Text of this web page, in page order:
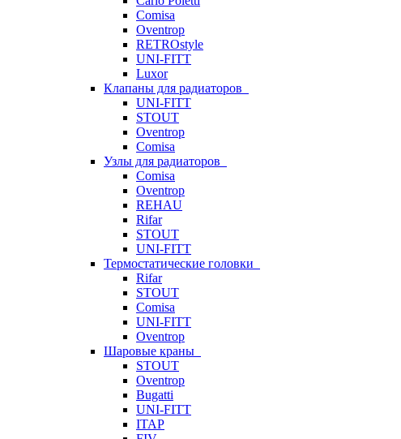
Comisa
Oventrop
RETROstyle
UNI-FITT
Luxor
Клапаны для радиаторов
UNI-FITT
STOUT
Oventrop
Comisa
Узлы для радиаторов
Comisa
Oventrop
REHAU
Rifar
STOUT
UNI-FITT
Термостатические головки
Rifar
STOUT
Comisa
UNI-FITT
Oventrop
Шаровые краны
STOUT
Oventrop
Bugatti
UNI-FITT
ITAP